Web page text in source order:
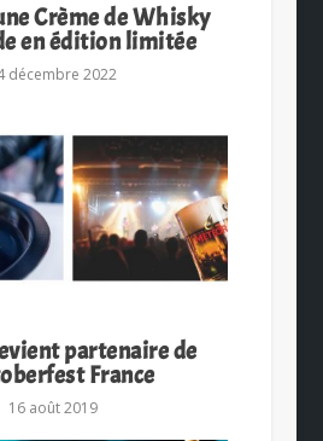
Crème de Whisky
en édition limitée
décembre 2022
partenaire de
France
16 août 2019